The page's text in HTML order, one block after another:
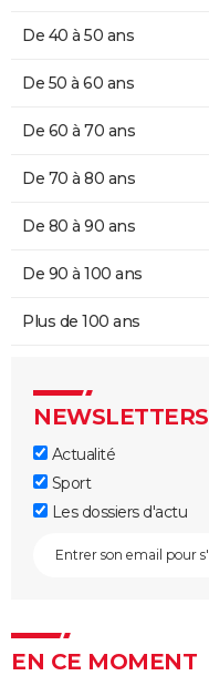
De 40 à 50 ans
De 50 à 60 ans
De 60 à 70 ans
De 70 à 80 ans
De 80 à 90 ans
De 90 à 100 ans
Plus de 100 ans
NEWSLETTERS
Actualité
Sport
Les dossiers d'actu
EN CE MOMENT